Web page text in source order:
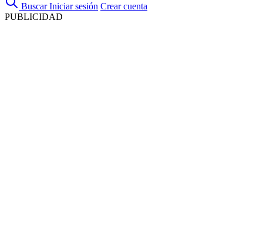
Buscar Iniciar sesión Crear cuenta
PUBLICIDAD